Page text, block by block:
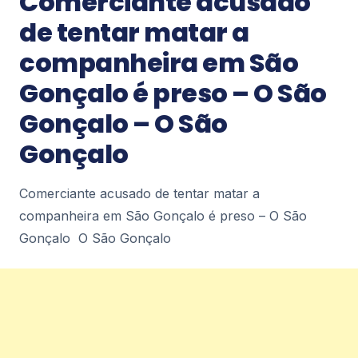
Petrópolis Diário de Petrópolis
2
Notícias
Últimos dias para adesão ao Regularize
– Diário de Petrópolis
Últimos dias para adesão ao Regularize Diário de
2
Notícias
Prefeitura amplia rede de contentoras e
equipamentos em Petrópolis – Diário de
de tentar matar a
companheira em São
Gonçalo é preso – O São
Gonçalo – O São
Gonçalo
Comerciante acusado de tentar matar a
companheira em São Gonçalo é preso – O São
Gonçalo O São Gonçalo